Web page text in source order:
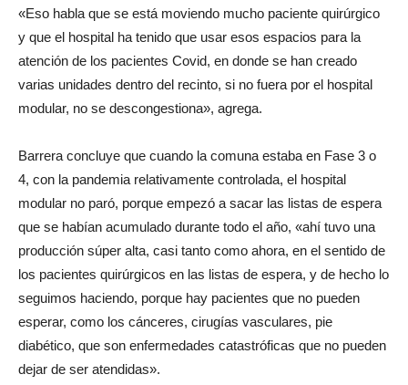
«Eso habla que se está moviendo mucho paciente quirúrgico
y que el hospital ha tenido que usar esos espacios para la
atención de los pacientes Covid, en donde se han creado
varias unidades dentro del recinto, si no fuera por el hospital
modular, no se descongestiona», agrega.
Barrera concluye que cuando la comuna estaba en Fase 3 o
4, con la pandemia relativamente controlada, el hospital
modular no paró, porque empezó a sacar las listas de espera
que se habían acumulado durante todo el año, «ahí tuvo una
producción súper alta, casi tanto como ahora, en el sentido de
los pacientes quirúrgicos en las listas de espera, y de hecho lo
seguimos haciendo, porque hay pacientes que no pueden
esperar, como los cánceres, cirugías vasculares, pie
diabético, que son enfermedades catastróficas que no pueden
dejar de ser atendidas».